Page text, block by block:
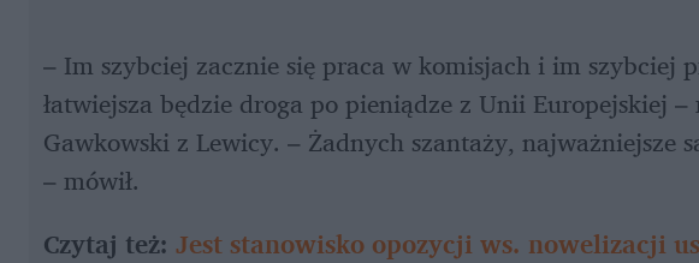
– Im szybciej zacznie się praca w komisjach i im szybciej
łatwiejsza będzie droga po pieniądze z Unii Europejskiej
Gawkowski z Lewicy. – Żadnych szantaży, najważniejsze
– mówił.
Czytaj też: Jest stanowisko opozycji ws. nowelizacji